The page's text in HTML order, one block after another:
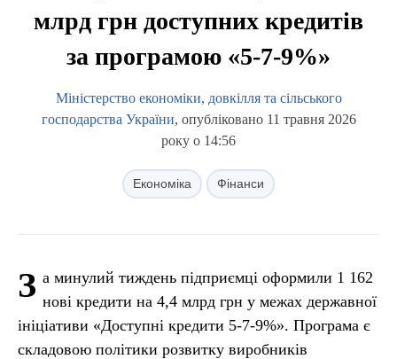
млрд грн доступних кредитів
за програмою «5-7-9%»
Міністерство економіки, довкілля та сільського
господарства України, опубліковано 11 травня 2026
року о 14:56
Економіка Фінанси
З а минулий тиждень підприємці оформили 1 162
нові кредити на 4,4 млрд грн у межах державної
ініціативи «Доступні кредити 5-7-9%». Програма є
складовою політики розвитку виробників